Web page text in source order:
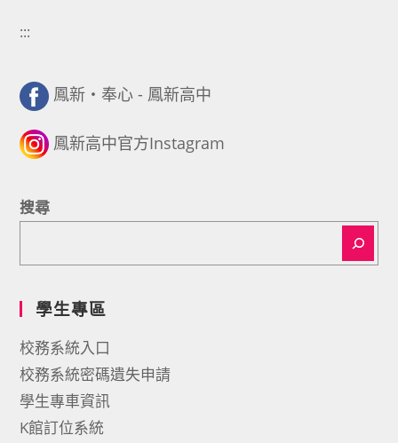
:::
鳳新・奉心 - 鳳新高中
鳳新高中官方Instagram
搜尋
學生專區
校務系統入口
校務系統密碼遺失申請
學生專車資訊
K館訂位系統